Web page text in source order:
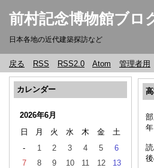
前村記念博物館ブロ
日本各地の近代建築探訪など
戻る RSS RSS2.0 Atom 管理者用
カレンダー
2026年6月
日
月 火 水 木 金
土
-
1 2 3 4 5
6
7
8 9 10 11 12
13